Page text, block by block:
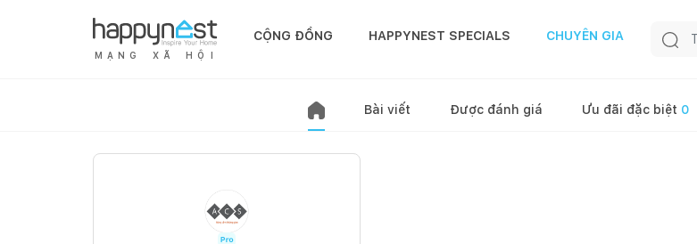
M Ạ N G X Ã H Ộ I
CỘNG ĐỒNG HAPPYNEST SPECIALS CHUYÊN GIA
Bài viết Được đánh giá Ưu đãi đặc biệt 0